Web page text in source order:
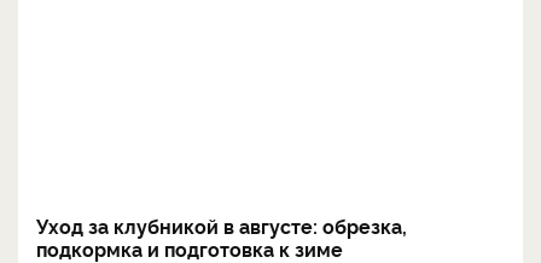
Уход за клубникой в августе: обрезка,
подкормка и подготовка к зиме